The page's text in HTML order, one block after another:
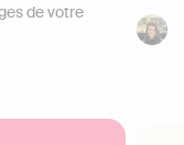
de votre